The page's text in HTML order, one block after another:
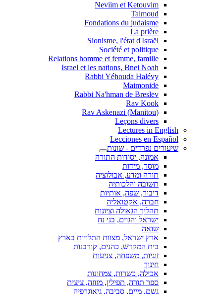
Neviim et Ketouvim
Talmoud
Fondations du judaisme
La prière
Sionisme, l'état d'Israël
Société et politique
Relations homme et femme, famille
Israel et les nations, Bnei Noah
Rabbi Yéhouda Halévy
Maimonide
Rabbi Na'hman de Breslev
Rav Kook
(Rav Askenazi (Manitou
Leçons divers
Lectures in English
Lecciones en Español
שיעורים נפרדים - שונות
אמונה, יסודות התורה
מוסר, מידות
תורה ומדע, אבולוציה
תשובה והלכותיה
דיבור, שפה, אותיות
חברה, אקטואליה
תהליך הגאולה וציונות
ישראל והגוים, בני נח
שואה
ארץ ישראל, מצוות התלויות בארץ
בית המקדש, כהנים, קורבנות
זוגיות, משפחה, צניעות
חינוך
אכילה, כשרות, צמחונות
ספר תורה, תפילין, מזוזה, ציצית
גשם, מיים, סביבה, גיאוגרפיה